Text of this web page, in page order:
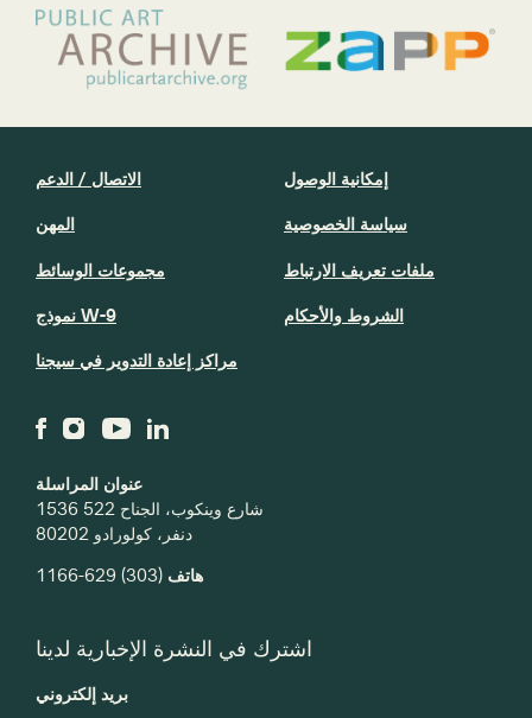
عنوان المراسلة
1536 شارع وينكوب، الجناح 522
دنفر، كولورادو 80202
هاتف (303) 629-1166
الاتصال / الدعم
المهن
مجموعات الوسائط
نموذج W-9
مراكز إعادة التدوير في سيجنا
إمكانية الوصول
سياسة الخصوصية
ملفات تعريف الارتباط
الشروط والأحكام
اشترك في النشرة الإخبارية لدينا
بريد إلكتروني